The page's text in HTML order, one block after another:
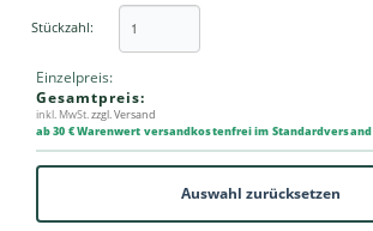
Stückzahl:
Einzelpreis:
Gesamtpreis:
inkl. MwSt. zzgl. Versand
ab 30 € Warenwert versandkostenfrei im Standardversand
Auswahl zurücksetzen